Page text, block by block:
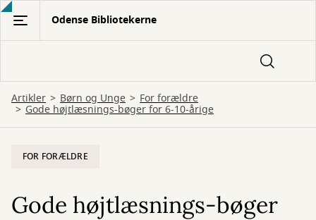
Gå
hovedindhold
Odense Bibliotekerne
Artikler Børn og Unge For forældre
Gode højtlæsnings-bøger for 6-10-årige
FOR FORÆLDRE
Gode højtlæsnings-bøger